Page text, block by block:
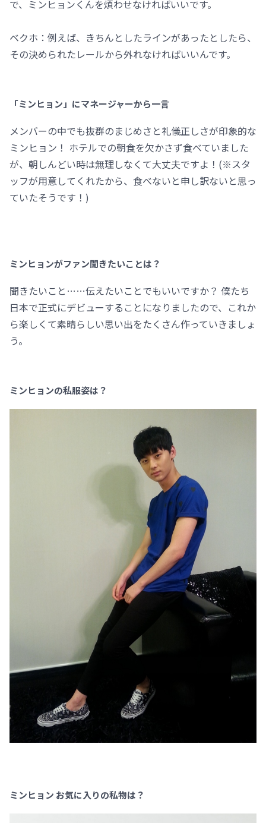
で、ミンヒョンくんを煩わせなければいいです。
ベクホ：例えば、きちんとしたラインがあったとしたら、
その決められたレールから外れなければいいんです。
「ミンヒョン」にマネージャーから一言
メンバーの中でも抜群のまじめさと礼儀正しさが印象的な
ミンヒョン！ ホテルでの朝食を欠かさず食べていました
が、朝しんどい時は無理しなくて大丈夫ですよ！(※スタ
ッフが用意してくれたから、食べないと申し訳ないと思っ
ていたそうです！)
ミンヒョンがファン聞きたいことは？
聞きたいこと……伝えたいことでもいいですか？ 僕たち
日本で正式にデビューすることになりましたので、これか
ら楽しくて素晴らしい思い出をたくさん作っていきましょ
う。
ミンヒョンの私服姿は？
ミンヒョン お気に入りの私物は？